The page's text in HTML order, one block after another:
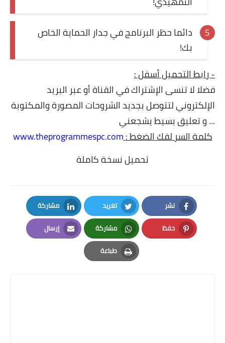
دائما حظر البرنامج في جدار الحماية الخاص
بك!
- رابط التحميل أسفل:
فضلا لا تنسى الإشتراك في القناة أو عبر البريد
الإلكتروني لتتوصل بجديد الشروحات المصورة والمكتوبة
... و تعليق بسيط يشجعني
كلمة السر لفك الضغط :www.theprogrammespc.com
تحميل نسخة كاملة
نشر
Facebook
تغريد
Twitter
مشاركة
LinkedIn
حفظ
Pinterest
مشاركة
Whatsapp
إرسال
Email
طباعة
Print